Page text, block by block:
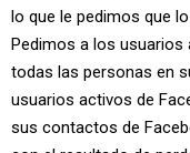
lo que le pedimos que
Pedimos a los usuarios
todas las personas en
usuarios activos de
sus contactos de